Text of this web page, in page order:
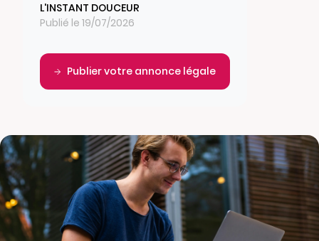
L'INSTANT DOUCEUR
Publié le 19/07/2026
Publier votre annonce légale